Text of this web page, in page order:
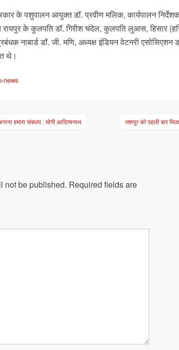
के पशुपालन आयुक्त डॉ. प्रवीण मलिक, कार्यपालन
रायपुर के कुलपति डॉ. गिरीश चंदेल, कुलपति लुआस, हिसार
नाबार्ड डॉ. जी. मणि, अध्यक्ष इंडियन वेटनरी एसोसिएशन
थे।
news
हमारा संकल्प : योगी आदित्यनाथ जशपुर को पहली बार
not be published. Required fields are